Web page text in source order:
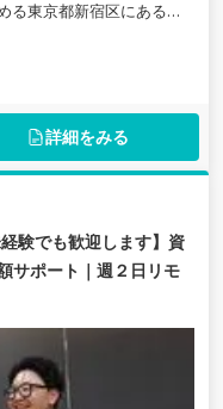
る東京都新宿区にある、
が積める社労士法人の求
詳細をみる
験でも歓迎します】資
サポート｜週２日リモ